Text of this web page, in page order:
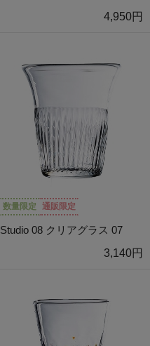
4,950円
数量限定 通販限定
Studio 08 クリアグラス 07
3,140円